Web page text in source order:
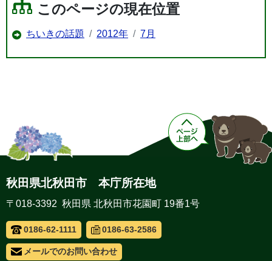
このページの現在位置
ちいきの話題 2012年 7月
秋田県北秋田市 本庁所在地
〒018-3392 秋田県 北秋田市花園町 19番1号
0186-62-1111 0186-63-2586
メールでのお問い合わせ